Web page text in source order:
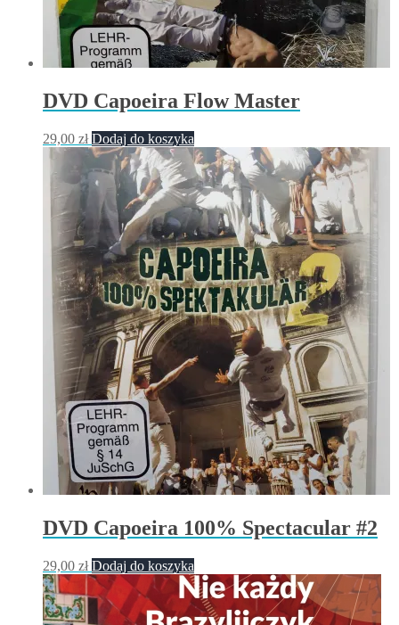
DVD Capoeira Flow Master
29,00 zł Dodaj do koszyka
DVD Capoeira 100% Spectacular #2
29,00 zł Dodaj do koszyka